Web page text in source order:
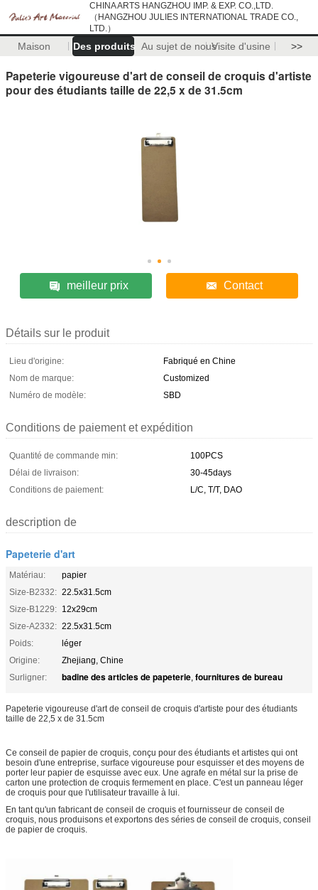
CHINA ARTS HANGZHOU IMP. & EXP. CO.,LTD.
（HANGZHOU JULIES INTERNATIONAL TRADE CO.,
LTD.）
Maison Des produits Au sujet de nousVisite d'usine >>
Papeterie vigoureuse d'art de conseil de croquis d'artiste
pour des étudiants taille de 22,5 x de 31.5cm
meilleur prix Contact
Détails sur le produit
Lieu d'origine:
Fabriqué en Chine
Nom de marque:
Customized
Numéro de modèle:
SBD
Conditions de paiement et expédition
Quantité de commande min:
100PCS
Délai de livraison:
30-45days
Conditions de paiement:
L/C, T/T, DAO
description de
Papeterie d'art
Matériau:
papier
Size-B2332: 22.5x31.5cm
Size-B1229: 12x29cm
Size-A2332: 22.5x31.5cm
Poids:
léger
Origine:
Zhejiang, Chine
Surligner:
badine des articles de papeterie, fournitures de bureau
Papeterie vigoureuse d'art de conseil de croquis d'artiste pour des étudiants
taille de 22,5 x de 31.5cm
Ce conseil de papier de croquis, conçu pour des étudiants et artistes qui ont
besoin d'une entreprise, surface vigoureuse pour esquisser et des moyens de
porter leur papier de esquisse avec eux. Une agrafe en métal sur la prise de
carton une protection de croquis fermement en place. C'est un panneau léger
de croquis pour que l'utilisateur travaille à lui.
En tant qu'un fabricant de conseil de croquis et fournisseur de conseil de
croquis, nous produisons et exportons des séries de conseil de croquis, conseil
de papier de croquis.